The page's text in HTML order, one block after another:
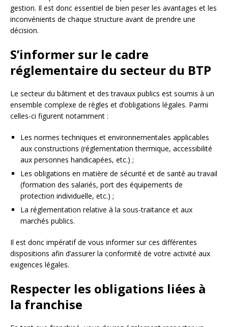
gestion. Il est donc essentiel de bien peser les avantages et les
inconvénients de chaque structure avant de prendre une
décision.
S’informer sur le cadre
réglementaire du secteur du BTP
Le secteur du bâtiment et des travaux publics est soumis à un
ensemble complexe de règles et d’obligations légales. Parmi
celles-ci figurent notamment :
Les normes techniques et environnementales applicables
aux constructions (réglementation thermique, accessibilité
aux personnes handicapées, etc.) ;
Les obligations en matière de sécurité et de santé au travail
(formation des salariés, port des équipements de
protection individuelle, etc.) ;
La réglementation relative à la sous-traitance et aux
marchés publics.
Il est donc impératif de vous informer sur ces différentes
dispositions afin d’assurer la conformité de votre activité aux
exigences légales.
Respecter les obligations liées à
la franchise